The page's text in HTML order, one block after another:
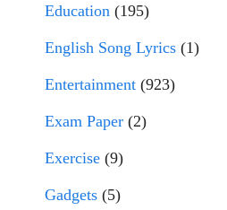
Education (195)
English Song Lyrics (1)
Entertainment (923)
Exam Paper (2)
Exercise (9)
Gadgets (5)